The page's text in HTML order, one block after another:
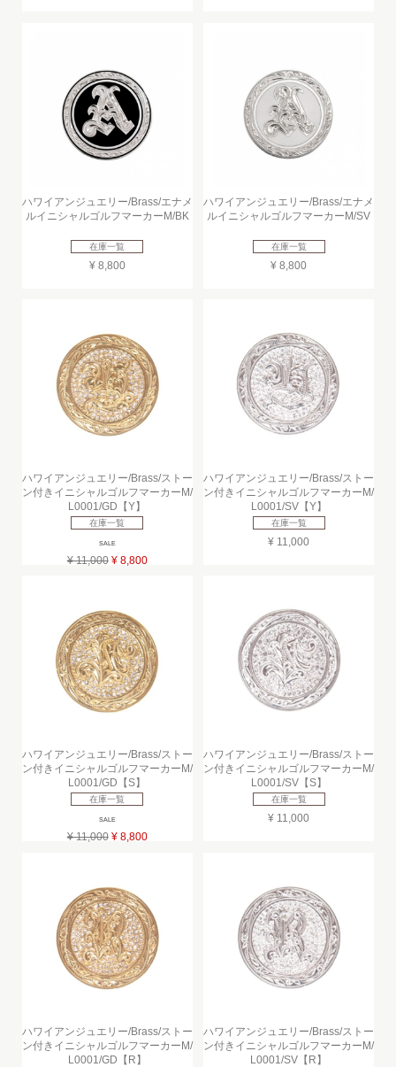
ハワイアンジュエリー/Brass/エナメ
ルイニシャルゴルフマーカーM/BK
在庫一覧
¥ 8,800
ハワイアンジュエリー/Brass/エナメ
ルイニシャルゴルフマーカーM/SV
在庫一覧
¥ 8,800
ハワイアンジュエリー/Brass/ストー
ン付きイニシャルゴルフマーカーM/
L0001/GD【Y】
在庫一覧
SALE
¥ 11,000 ¥ 8,800
ハワイアンジュエリー/Brass/ストー
ン付きイニシャルゴルフマーカーM/
L0001/SV【Y】
在庫一覧
¥ 11,000
ハワイアンジュエリー/Brass/ストー
ン付きイニシャルゴルフマーカーM/
L0001/GD【S】
在庫一覧
SALE
¥ 11,000 ¥ 8,800
ハワイアンジュエリー/Brass/ストー
ン付きイニシャルゴルフマーカーM/
L0001/SV【S】
在庫一覧
¥ 11,000
ハワイアンジュエリー/Brass/ストー
ン付きイニシャルゴルフマーカーM/
L0001/GD【R】
ハワイアンジュエリー/Brass/ストー
ン付きイニシャルゴルフマーカーM/
L0001/SV【R】